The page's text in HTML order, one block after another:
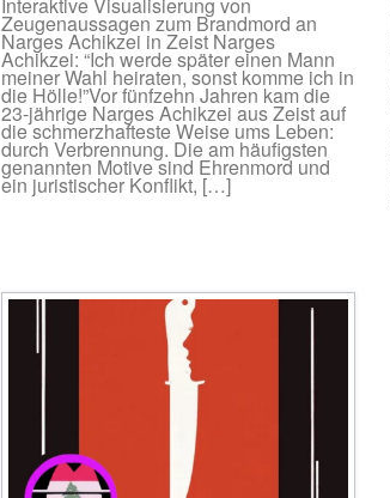
Interaktive Visualisierung von
Zeugenaussagen zum Brandmord an
Narges Achikzei in Zeist Narges
Achikzei: “Ich werde später einen Mann
meiner Wahl heiraten, sonst komme ich in
die Hölle!”Vor fünfzehn Jahren kam die
23-jährige Narges Achikzei aus Zeist auf
die schmerzhafteste Weise ums Leben:
durch Verbrennung. Die am häufigsten
genannten Motive sind Ehrenmord und
ein juristischer Konflikt, […]